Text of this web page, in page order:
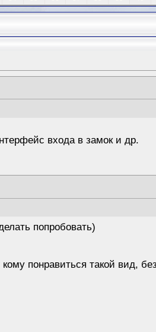
входа в замок и др.
попробовать)
понравиться такой вид,